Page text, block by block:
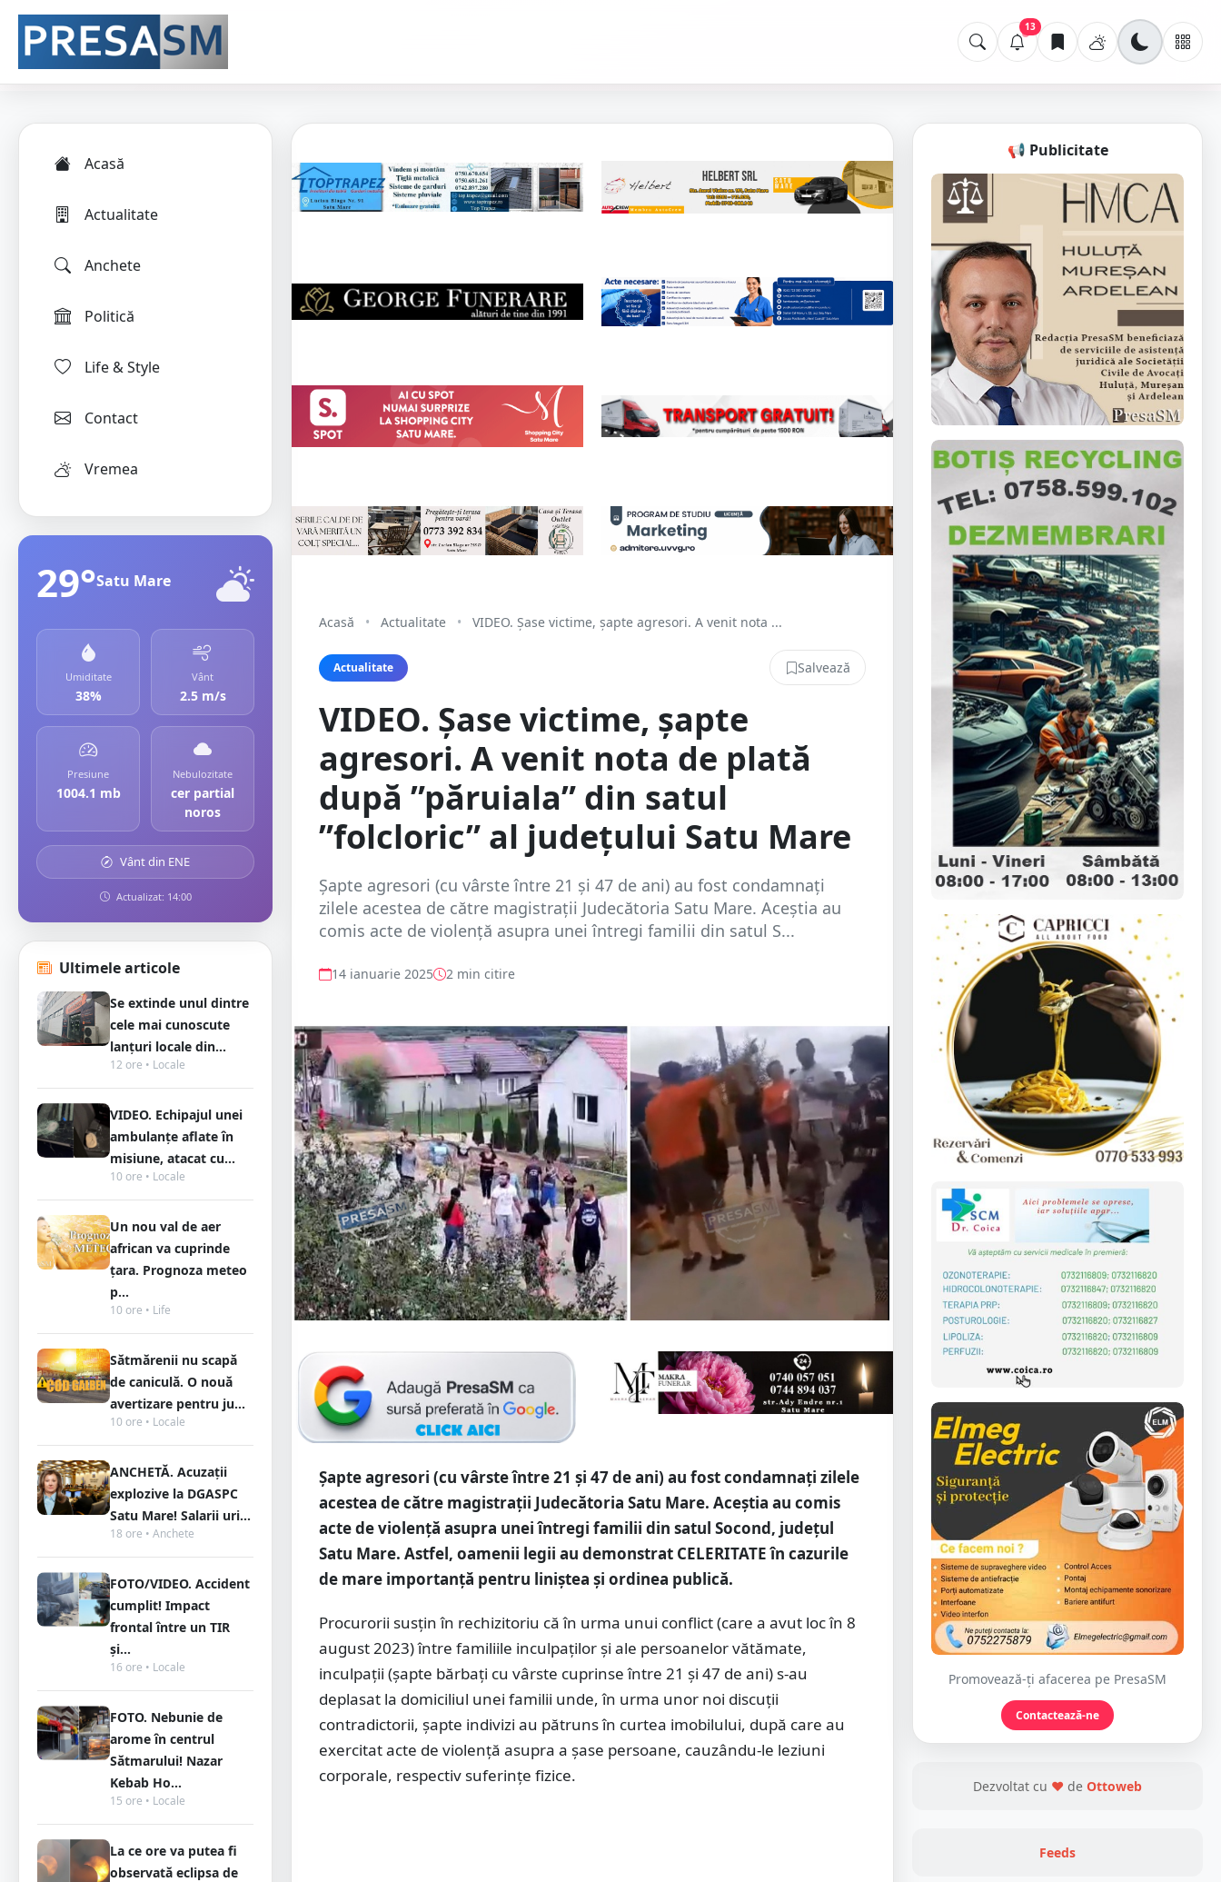
13
Acasă
Actualitate
Anchete
Politică
Life & Style
Contact
Vremea
29°Satu Mare
Umiditate
38%
Vânt
2.5 m/s
Presiune
1004.1 mb
Nebulozitate
cer partial
noros
Vânt din ENE
Actualizat: 14:00
Ultimele articole
Se extinde unul dintre
cele mai cunoscute
lanțuri locale din...
12 ore • Locale
VIDEO. Echipajul unei
ambulanțe aflate în
misiune, atacat cu...
10 ore • Locale
Un nou val de aer
african va cuprinde
țara. Prognoza meteo
p...
10 ore • Life
Sătmărenii nu scapă
de caniculă. O nouă
avertizare pentru ju...
10 ore • Locale
ANCHETĂ. Acuzații
explozive la DGASPC
Satu Mare! Salarii uri...
18 ore • Anchete
FOTO/VIDEO. Accident
cumplit! Impact
frontal între un TIR
și...
16 ore • Locale
FOTO. Nebunie de
arome în centrul
Sătmarului! Nazar
Kebab Ho...
15 ore • Locale
La ce ore va putea fi
observată eclipsa de
Acasă • Actualitate • VIDEO. Șase victime, șapte agresori. A venit nota ...
Actualitate Salvează
VIDEO. Șase victime, șapte
agresori. A venit nota de plată
după ”păruiala” din satul
”folcloric” al județului Satu Mare
Șapte agresori (cu vârste între 21 și 47 de ani) au fost condamnați
zilele acestea de către magistrații Judecătoria Satu Mare. Aceștia au
comis acte de violență asupra unei întregi familii din satul S...
14 ianuarie 2025 2 min citire
Șapte agresori (cu vârste între 21 și 47 de ani) au fost condamnați zilele
acestea de către magistrații Judecătoria Satu Mare. Aceștia au comis
acte de violență asupra unei întregi familii din satul Socond, județul
Satu Mare. Astfel, oamenii legii au demonstrat CELERITATE în cazurile
de mare importanță pentru liniștea și ordinea publică.
Procurorii susțin în rechizitoriu că în urma unui conflict (care a avut loc în 8
august 2023) între familiile inculpaţilor şi ale persoanelor vătămate,
inculpaţii (șapte bărbați cu vârste cuprinse între 21 și 47 de ani) s-au
deplasat la domiciliul unei familii unde, în urma unor noi discuţii
contradictorii, șapte indivizi au pătruns în curtea imobilului, după care au
exercitat acte de violenţă asupra a șase persoane, cauzându-le leziuni
corporale, respectiv suferinţe fizice.
📢 Publicitate
Promovează-ți afacerea pe PresaSM
Contactează-ne
Dezvoltat cu ❤ de Ottoweb
Feeds